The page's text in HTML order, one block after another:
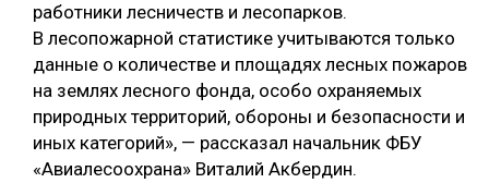
работники лесничеств и лесопарков.
В лесопожарной статистике учитываются только
данные о количестве и площадях лесных пожаров
на землях лесного фонда, особо охраняемых
природных территорий, обороны и безопасности и
иных категорий», — рассказал начальник ФБУ
«Авиалесоохрана» Виталий Акбердин.